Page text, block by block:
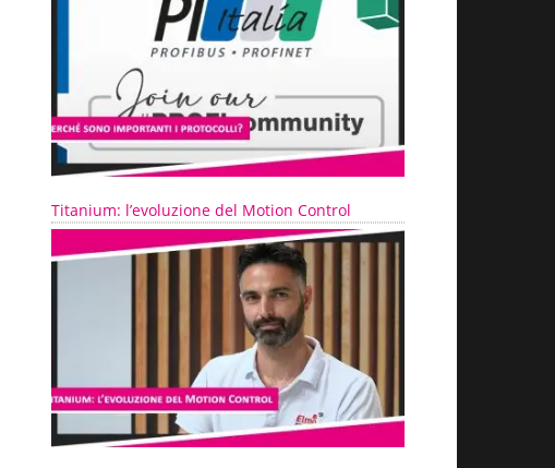
Titanium: l’evoluzione del Motion Control